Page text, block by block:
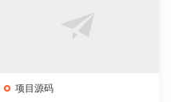
项目源码